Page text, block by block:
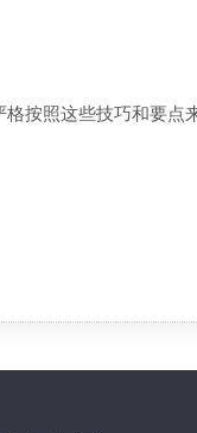
按照这些技巧和要点